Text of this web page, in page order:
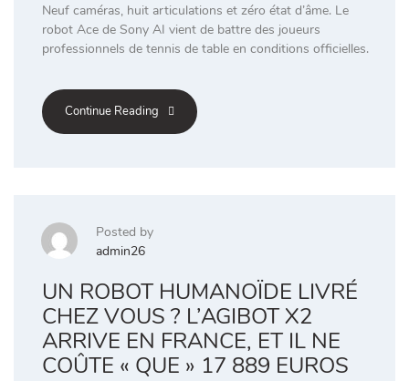
Neuf caméras, huit articulations et zéro état d’âme. Le
robot Ace de Sony AI vient de battre des joueurs
professionnels de tennis de table en conditions officielles.
Continue Reading
Posted by
admin26
UN ROBOT HUMANOÏDE LIVRÉ
CHEZ VOUS ? L’AGIBOT X2
ARRIVE EN FRANCE, ET IL NE
COÛTE « QUE » 17 889 EUROS